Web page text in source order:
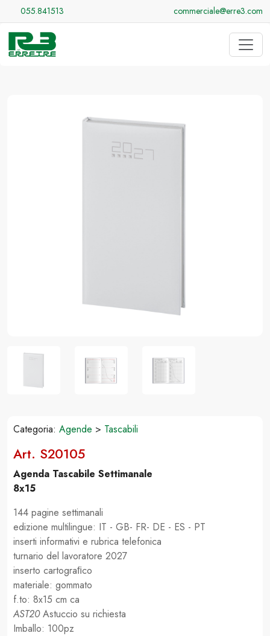
055.841513 commerciale@erre3.com
Categoria: Agende > Tascabili
Art. S20105
Agenda Tascabile Settimanale
8x15
144 pagine settimanali
edizione multilingue: IT - GB- FR- DE - ES - PT
inserti informativi e rubrica telefonica
turnario del lavoratore 2027
inserto cartograﬁco
materiale: gommato
f.to: 8x15 cm ca
AST20Astuccio su richiesta
Imballo: 100pz